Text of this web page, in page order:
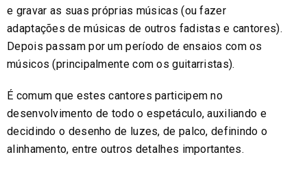
e gravar as suas próprias músicas (ou fazer
adaptações de músicas de outros fadistas e cantores).
Depois passam por um período de ensaios com os
músicos (principalmente com os guitarristas).
É comum que estes cantores participem no
desenvolvimento de todo o espetáculo, auxiliando e
decidindo o desenho de luzes, de palco, definindo o
alinhamento, entre outros detalhes importantes.